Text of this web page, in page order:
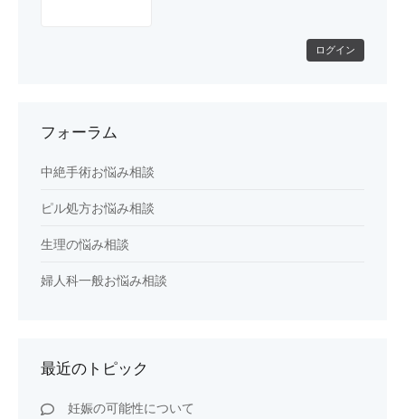
ログイン
フォーラム
中絶手術お悩み相談
ピル処方お悩み相談
生理の悩み相談
婦人科一般お悩み相談
最近のトピック
妊娠の可能性について